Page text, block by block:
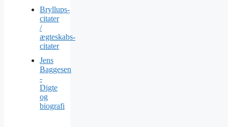
Bryllups-
citater
/
ægteskabs-
citater
Jens
Baggesen
-
Digte
og
biografi